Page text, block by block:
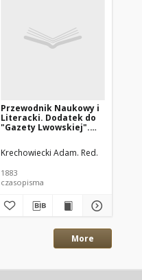
Przewodnik Naukowy i
Literacki. Dodatek do
"Gazety Lwowskiej".
Krechowiecki Adam. Red.
1883
czasopisma
More